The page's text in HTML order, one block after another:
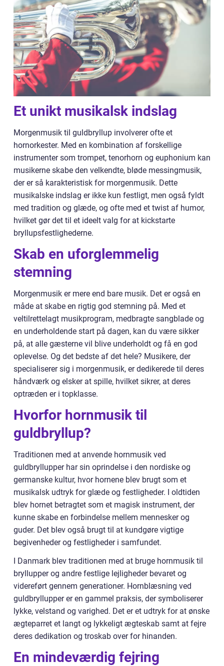
Et unikt musikalsk indslag
Morgenmusik til guldbryllup involverer ofte et
hornorkester. Med en kombination af forskellige
instrumenter som trompet, tenorhorn og euphonium kan
musikerne skabe den velkendte, bløde messingmusik,
der er så karakteristisk for morgenmusik. Dette
musikalske indslag er ikke kun festligt, men også fyldt
med tradition og glæde, og ofte med et twist af humor,
hvilket gør det til et ideelt valg for at kickstarte
bryllupsfestlighederne.
Skab en uforglemmelig
stemning
Morgenmusik er mere end bare musik. Det er også en
måde at skabe en rigtig god stemning på. Med et
veltilrettelagt musikprogram, medbragte sangblade og
en underholdende start på dagen, kan du være sikker
på, at alle gæsterne vil blive underholdt og få en god
oplevelse. Og det bedste af det hele? Musikere, der
specialiserer sig i morgenmusik, er dedikerede til deres
håndværk og elsker at spille, hvilket sikrer, at deres
optræden er i topklasse.
Hvorfor hornmusik til
guldbryllup?
Traditionen med at anvende hornmusik ved
guldbryllupper har sin oprindelse i den nordiske og
germanske kultur, hvor hornene blev brugt som et
musikalsk udtryk for glæde og festligheder. I oldtiden
blev hornet betragtet som et magisk instrument, der
kunne skabe en forbindelse mellem mennesker og
guder. Det blev også brugt til at kundgøre vigtige
begivenheder og festligheder i samfundet.
I Danmark blev traditionen med at bruge hornmusik til
bryllupper og andre festlige lejligheder bevaret og
videreført gennem generationer. Hornblæsning ved
guldbryllupper er en gammel praksis, der symboliserer
lykke, velstand og varighed. Det er et udtryk for at ønske
ægteparret et langt og lykkeligt ægteskab samt at fejre
deres dedikation og troskab over for hinanden.
En mindeværdig fejring